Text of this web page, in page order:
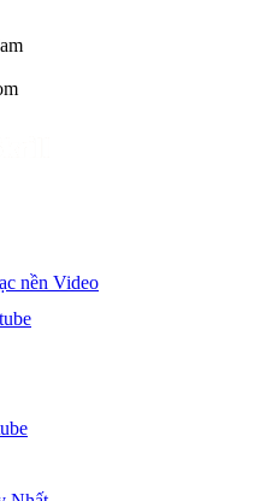
nền Video